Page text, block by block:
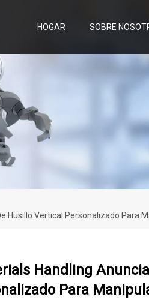
HOGAR SOBRE
Husillo Vertical Personalizado Para
Handling
Para